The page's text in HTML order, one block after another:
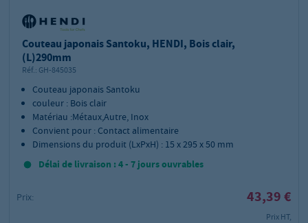
Couteau japonais Santoku, HENDI, Bois clair,
(L)290mm
Réf.: GH-845035
Couteau japonais Santoku
couleur : Bois clair
Matériau :Métaux,Autre, Inox
Convient pour : Contact alimentaire
Dimensions du produit (LxPxH) : 15 x 295 x 50 mm
Délai de livraison : 4 - 7 jours ouvrables
Prix: 43,39 €
Prix HT,